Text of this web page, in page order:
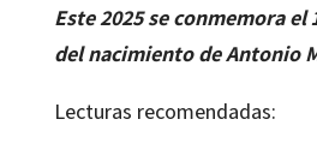
Este 2025 se conmemora el
del nacimiento de Antonio
Lecturas recomendadas: